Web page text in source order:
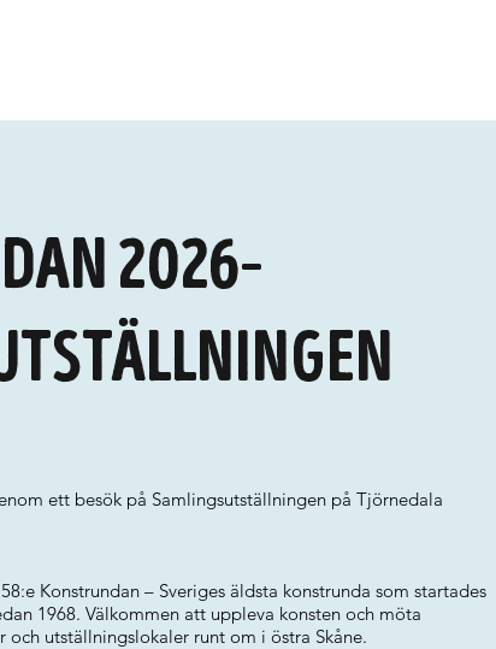
2026–
ett besök på Samlingsutställningen på Tjörnedala
Konstrundan – Sveriges äldsta konstrunda som startades
1968. Välkommen att uppleva konsten och möta
och utställningslokaler runt om i östra Skåne.